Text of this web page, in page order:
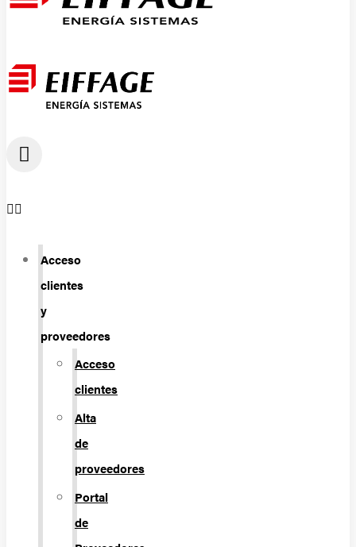
Acceso
clientes
y
proveedores
Acceso
clientes
Alta
de
proveedores
Portal
de